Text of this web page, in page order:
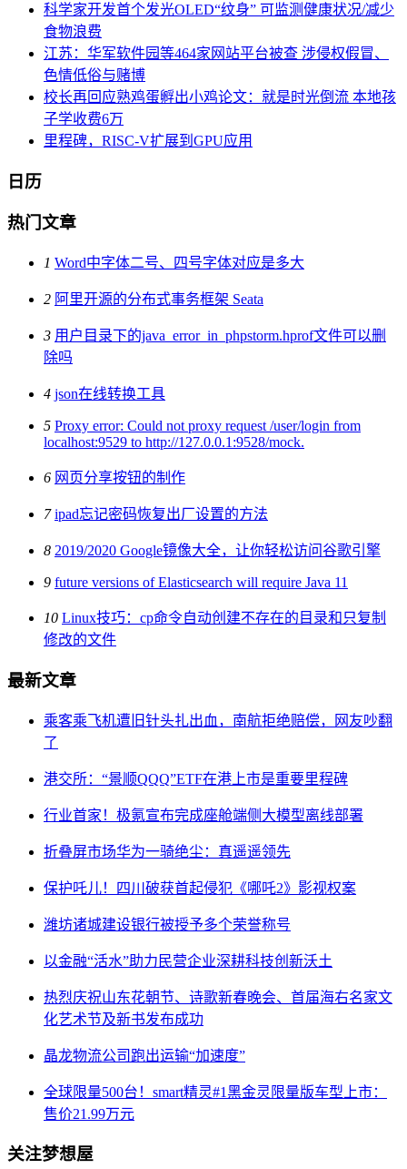
科学家开发首个发光OLED“纹身” 可监测健康状况/减少
食物浪费
江苏：华军软件园等464家网站平台被查 涉侵权假冒、
色情低俗与赌博
校长再回应熟鸡蛋孵出小鸡论文：就是时光倒流 本地孩
子学收费6万
里程碑，RISC-V扩展到GPU应用
日历
热门文章
1 Word中字体二号、四号字体对应是多大
2 阿里开源的分布式事务框架 Seata
3 用户目录下的java_error_in_phpstorm.hprof文件可以删
除吗
4 json在线转换工具
5 Proxy error: Could not proxy request /user/login from
localhost:9529 to http://127.0.0.1:9528/mock.
6 网页分享按钮的制作
7 ipad忘记密码恢复出厂设置的方法
8 2019/2020 Google镜像大全，让你轻松访问谷歌引擎
9 future versions of Elasticsearch will require Java 11
10 Linux技巧：cp命令自动创建不存在的目录和只复制
修改的文件
最新文章
乘客乘飞机遭旧针头扎出血，南航拒绝赔偿，网友吵翻
了
港交所：“景顺QQQ”ETF在港上市是重要里程碑
行业首家！极氪宣布完成座舱端侧大模型离线部署
折叠屏市场华为一骑绝尘：真遥遥领先
保护吒儿！四川破获首起侵犯《哪吒2》影视权案
潍坊诸城建设银行被授予多个荣誉称号
以金融“活水”助力民营企业深耕科技创新沃土
热烈庆祝山东花朝节、诗歌新春晚会、首届海右名家文
化艺术节及新书发布成功
晶龙物流公司跑出运输“加速度”
全球限量500台！smart精灵#1黑金灵限量版车型上市：
售价21.99万元
关注梦想屋